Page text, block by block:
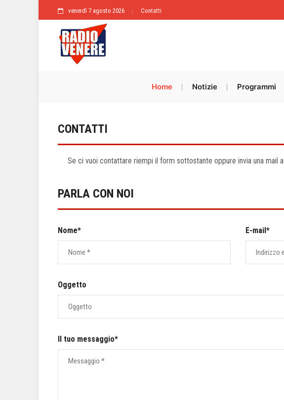
venerdì 7 agosto 2026 Contatti
Home Notizie Programmi
CONTATTI
Se ci vuoi contattare riempi il form sottostante oppure invia una mail a
PARLA CON NOI
Nome* E-mail*
Oggetto
Il tuo messaggio*